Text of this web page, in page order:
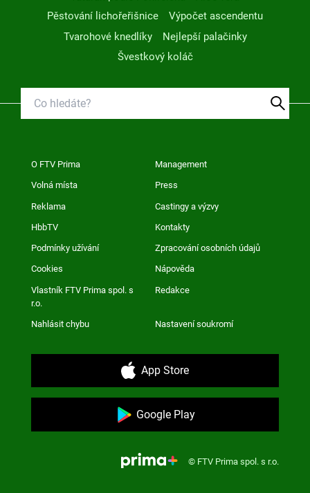
Pěstování lichořeřišnice
Výpočet ascendentu
Tvarohové knedlíky
Nejlepší palačinky
Švestkový koláč
O FTV Prima Management
Volná místa Press
Reklama Castingy a výzvy
HbbTV Kontakty
Podmínky užívání Zpracování osobních údajů
Cookies Nápověda
Vlastník FTV Prima spol. s
r.o.
Redakce
Nahlásit chybu Nastavení soukromí
App Store
Google Play
© FTV Prima spol. s r.o.